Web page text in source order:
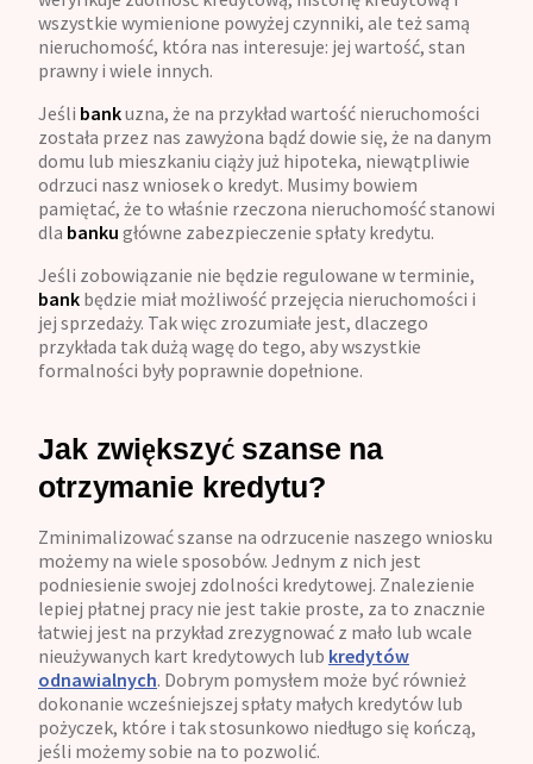
wszystkie wymienione powyżej czynniki, ale też samą
nieruchomość, która nas interesuje: jej wartość, stan
prawny i wiele innych.
Jeśli bankuzna, że na przykład wartość nieruchomości
została przez nas zawyżona bądź dowie się, że na danym
domu lub mieszkaniu ciąży już hipoteka, niewątpliwie
odrzuci nasz wniosek o kredyt. Musimy bowiem
pamiętać, że to właśnie rzeczona nieruchomość stanowi
dla banku główne zabezpieczenie spłaty kredytu.
Jeśli zobowiązanie nie będzie regulowane w terminie,
bank będzie miał możliwość przejęcia nieruchomości i
jej sprzedaży. Tak więc zrozumiałe jest, dlaczego
przykłada tak dużą wagę do tego, aby wszystkie
formalności były poprawnie dopełnione.
Jak zwiększyć szanse na
otrzymanie kredytu?
Zminimalizować szanse na odrzucenie naszego wniosku
możemy na wiele sposobów. Jednym z nich jest
podniesienie swojej zdolności kredytowej. Znalezienie
lepiej płatnej pracy nie jest takie proste, za to znacznie
łatwiej jest na przykład zrezygnować z mało lub wcale
nieużywanych kart kredytowych lub kredytów
odnawialnych. Dobrym pomysłem może być również
dokonanie wcześniejszej spłaty małych kredytów lub
pożyczek, które i tak stosunkowo niedługo się kończą,
jeśli możemy sobie na to pozwolić.